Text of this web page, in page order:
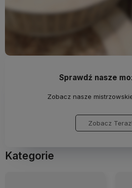
Sprawdź nasze
Zobacz nasze
Zobacz Teraz!
Kategorie